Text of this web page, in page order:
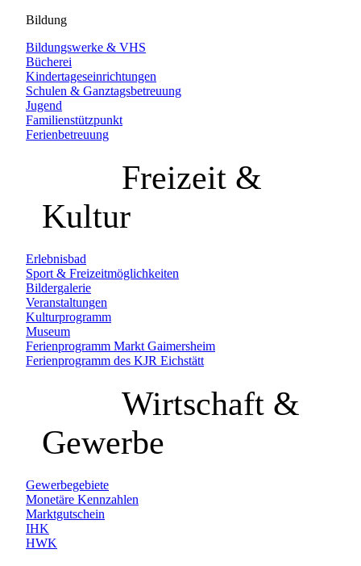
Bildung
Bildungswerke & VHS
Bücherei
Kindertageseinrichtungen
Schulen & Ganztagsbetreuung
Jugend
Familienstützpunkt
Ferienbetreuung
Freizeit &
Kultur
Erlebnisbad
Sport & Freizeitmöglichkeiten
Bildergalerie
Veranstaltungen
Kulturprogramm
Museum
Ferienprogramm Markt Gaimersheim
Ferienprogramm des KJR Eichstätt
Wirtschaft &
Gewerbe
Gewerbegebiete
Monetäre Kennzahlen
Marktgutschein
IHK
HWK